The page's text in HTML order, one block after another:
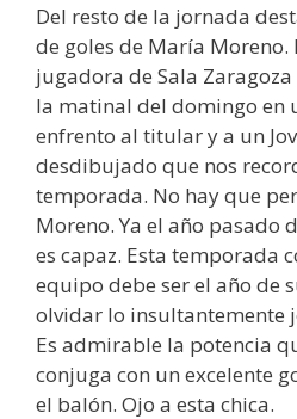
Del resto de la jornada
de goles de María Moreno.
jugadora de Sala
la matinal del domingo en
enfrento al titular y a un
desdibujado que nos
temporada. No hay que
Moreno. Ya el año pasado
es capaz. Esta temporada
equipo debe ser el año de
olvidar lo insultantemente
Es admirable la potencia
conjuga con un excelente
el balón. Ojo a esta chica.